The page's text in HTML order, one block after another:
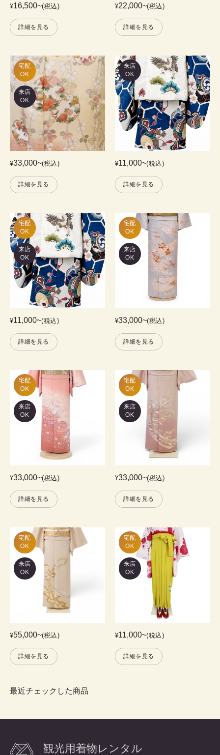
¥16,500~(税込)
詳細を見る
¥22,000~(税込)
詳細を見る
宅配
OK
来店
OK
¥33,000~(税込)
詳細を見る
来店
OK
¥11,000~(税込)
詳細を見る
宅配
OK
来店
OK
¥11,000~(税込)
詳細を見る
宅配
OK
来店
OK
¥33,000~(税込)
詳細を見る
宅配
OK
来店
OK
¥33,000~(税込)
詳細を見る
宅配
OK
来店
OK
¥33,000~(税込)
詳細を見る
宅配
OK
来店
OK
¥55,000~(税込)
詳細を見る
宅配
OK
来店
OK
¥11,000~(税込)
詳細を見る
最近チェックした商品
観光用着物レンタル